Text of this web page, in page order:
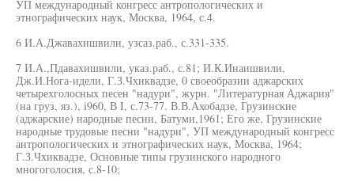
УП международный конгресс антропологических и
этнографических наук, Москва, 1964, с.4.
6 И.А.Джавахишвили, узсаз.раб., с.331-335.
7 И.А.,Пдавахишвили, указ.раб., с.81; И.К.Инаишвили,
Дж.И.Нога-идели, Г.З.Чхиквадзе, 0 своеобразии аджарских
четырехголосных песен "надури", журн. "Литературная Аджария"
(на груз, яз.), i960, В I, с.73-77. В.В.Ахобадзе, Грузинские
(аджарские) народные песни, Батуми,1961; Его же, Грузинские
народные трудовые песни "надури", УП международный конгресс
антропологических и этнографических наук, Москва, 1964;
Г.З.Чхиквадзе, Основные типы грузинского народного
многоголосия, с.8-10;